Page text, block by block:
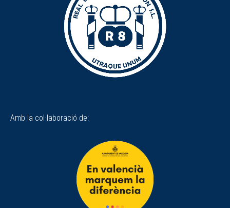
Amb la col·laboració de: